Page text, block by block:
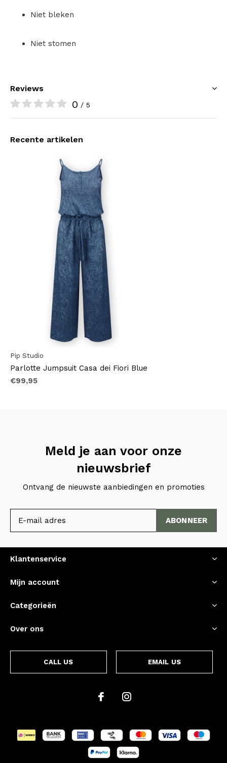
Niet bleken
Niet stomen
Reviews
0 / 5
Recente artikelen
Pip Studio
Parlotte Jumpsuit Casa dei Fiori Blue
€99,95
Meld je aan voor onze
nieuwsbrief
Ontvang de nieuwste aanbiedingen en promoties
ABONNEER
Klantenservice
Mijn account
Categorieën
Over ons
CALL US EMAIL US